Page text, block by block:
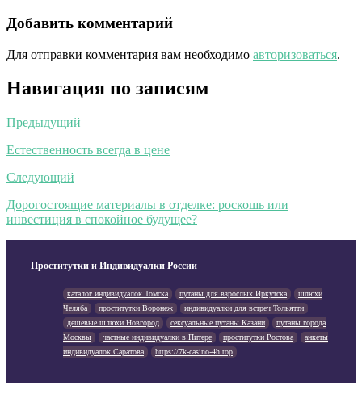
Добавить комментарий
Для отправки комментария вам необходимо авторизоваться.
Навигация по записям
Предыдущий
Естественность всегда в цене
Следующий
Дорогостоящие материалы в отделке: роскошь или
инвестиция в спокойное будущее?
Проститутки и Индивидуалки России
каталог индивидуалок Томска путаны для взрослых Иркутска
шлюхи
Челяба
проститутки Воронеж
индивидуалки для встреч Тольятти
дешевые шлюхи Новгород
сексуальные путаны Казани
путаны города
Москвы
частные индивидуалки в Питере проститутки Ростова
анкеты
индивидуалок Саратова
https://7k-casino-4h.top